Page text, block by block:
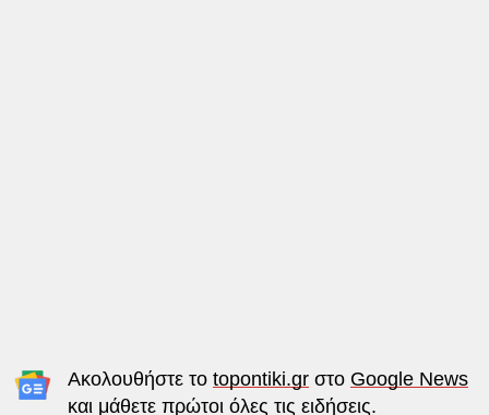
Ακολουθήστε το topontiki.grστο Google News
και μάθετε πρώτοι όλες τις ειδήσεις.